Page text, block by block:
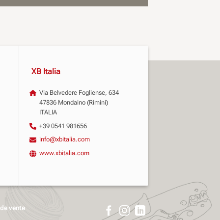
XB Italia
Via Belvedere Fogliense, 634
47836 Mondaino (Rimini)
ITALIA
+39 0541 981656
info@xbitalia.com
www.xbitalia.com
vente